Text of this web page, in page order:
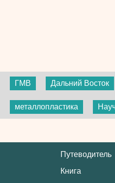
ГМВ Дальний Восток
металлопластика
Путеводитель
Книга